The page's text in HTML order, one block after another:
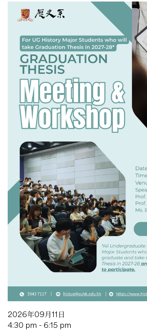
2026年09月11日
4:30 pm - 6:15 pm